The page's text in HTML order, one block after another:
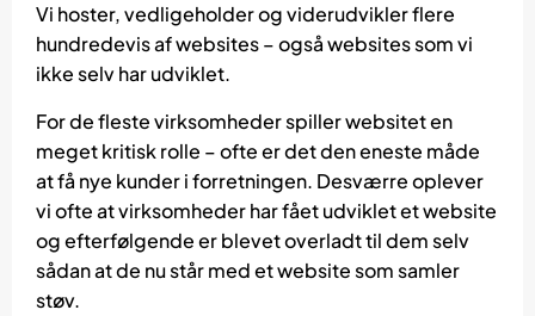
Vi hoster, vedligeholder og viderudvikler flere
hundredevis af websites – også websites som vi
ikke selv har udviklet.
For de fleste virksomheder spiller websitet en
meget kritisk rolle – ofte er det den eneste måde
at få nye kunder i forretningen. Desværre oplever
vi ofte at virksomheder har fået udviklet et website
og efterfølgende er blevet overladt til dem selv
sådan at de nu står med et website som samler
støv.